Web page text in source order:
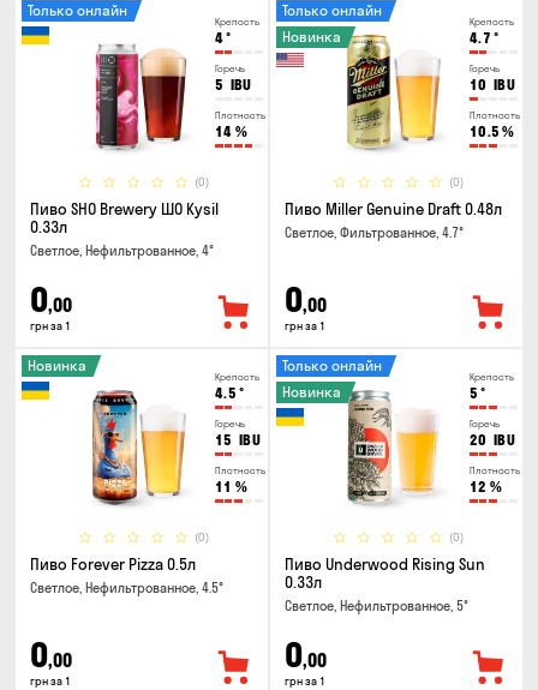
Крепость
4°
Горечь
5 IBU
Плотность
14 %
(0)
Только онлайн
Пиво SHO Brewery ШО Kysil
0.33л
Светлое, Нефильтрованное, 4°
0,00
грн за 1
Крепость
4.7 °
Горечь
10 IBU
Плотность
10.5 %
(0)
Только онлайн
Новинка
Пиво Miller Genuine Draft 0.48л
Светлое, Фильтрованное, 4.7°
0,00
грн за 1
Крепость
4.5 °
Горечь
15 IBU
Плотность
11 %
(0)
Новинка
Пиво Forever Pizza 0.5л
Светлое, Нефильтрованное, 4.5°
0,00
грн за 1
Крепость
5 °
Горечь
20 IBU
Плотность
12 %
(0)
Только онлайн
Новинка
Пиво Underwood Rising Sun
0.33л
Светлое, Нефильтрованное, 5°
0,00
грн за 1